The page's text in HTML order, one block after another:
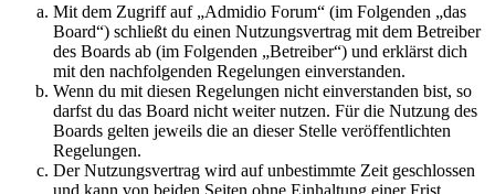
Mit dem Zugriff auf „Admidio Forum“ (im Folgenden „das
Board“) schließt du einen Nutzungsvertrag mit dem Betreiber
des Boards ab (im Folgenden „Betreiber“) und erklärst dich
mit den nachfolgenden Regelungen einverstanden.
Wenn du mit diesen Regelungen nicht einverstanden bist, so
darfst du das Board nicht weiter nutzen. Für die Nutzung des
Boards gelten jeweils die an dieser Stelle veröffentlichten
Regelungen.
Der Nutzungsvertrag wird auf unbestimmte Zeit geschlossen
und kann von beiden Seiten ohne Einhaltung einer Frist